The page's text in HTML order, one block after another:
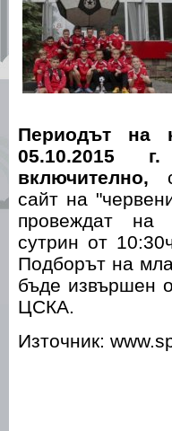
Периодът на
05.10.2015
включително,
сайт на
провеждат на
сутрин от
Подборът на
бъде извършен
ЦСКА.
Източник: